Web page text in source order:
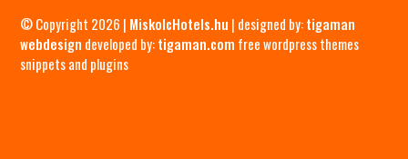
© Copyright 2026 | MiskolcHotels.hu | designed by:tigaman
webdesign developed by:tigaman.com free wordpress themes
snippets and plugins